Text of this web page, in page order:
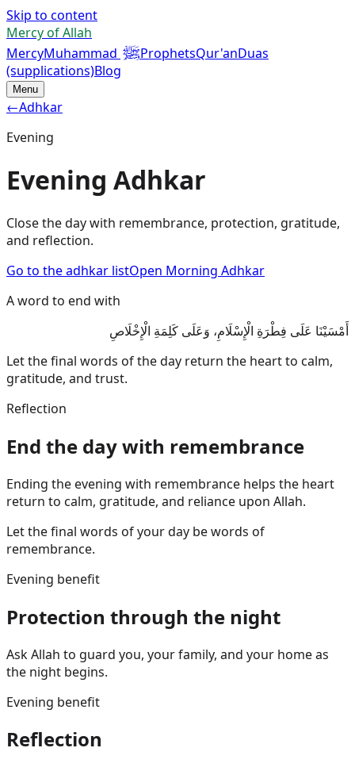
Skip to content
Mercy of Allah
MercyMuhammad ﷺProphetsQur'anDuas
(supplications)Blog
Menu
←Adhkar
Evening
Evening Adhkar
Close the day with remembrance, protection, gratitude,
and reflection.
Go to the adhkar listOpen Morning Adhkar
A word to end with
أَمْسَيْنَا عَلَى فِطْرَةِ الْإِسْلَامِ، وَعَلَى كَلِمَةِ الْإِخْلَاصِ
Let the final words of the day return the heart to calm,
gratitude, and trust.
Reflection
End the day with remembrance
Ending the evening with remembrance helps the heart
return to calm, gratitude, and reliance upon Allah.
Let the final words of your day be words of
remembrance.
Evening benefit
Protection through the night
Ask Allah to guard you, your family, and your home as
the night begins.
Evening benefit
Reflection